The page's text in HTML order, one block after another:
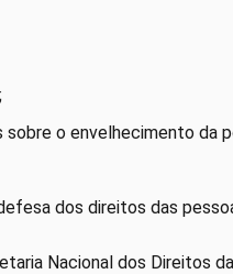
o envelhecimento da
dos direitos das
Nacional dos Direitos